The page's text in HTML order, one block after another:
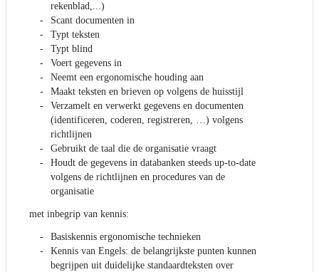
rekenblad,...)
Scant documenten in
Typt teksten
Typt blind
Voert gegevens in
Neemt een ergonomische houding aan
Maakt teksten en brieven op volgens de huisstijl
Verzamelt en verwerkt gegevens en documenten
(identificeren, coderen, registreren, …) volgens
richtlijnen
Gebruikt de taal die de organisatie vraagt
Houdt de gegevens in databanken steeds up-to-date
volgens de richtlijnen en procedures van de
organisatie
met inbegrip van kennis:
Basiskennis ergonomische technieken
Kennis van Engels: de belangrijkste punten kunnen
begrijpen uit duidelijke standaardteksten over